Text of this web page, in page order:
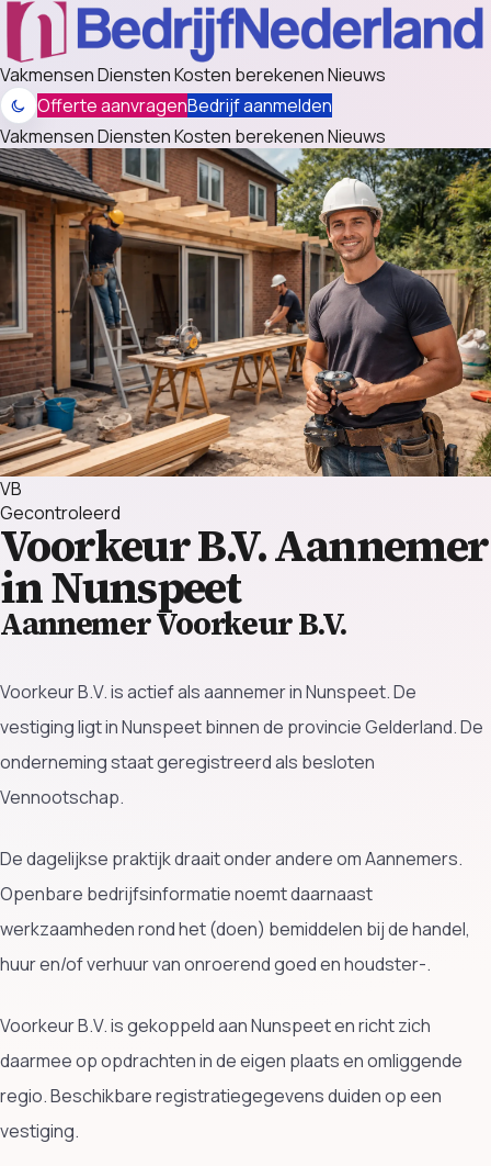
VakmensenDienstenKosten berekenenNieuws
Offerte aanvragenBedrijf aanmelden
VakmensenDienstenKosten berekenenNieuws
VB
Gecontroleerd
Voorkeur B.V.Aannemer
in Nunspeet
Aannemer Voorkeur B.V.
Voorkeur B.V. is actief als aannemer in Nunspeet. De
vestiging ligt in Nunspeet binnen de provincie Gelderland. De
onderneming staat geregistreerd als besloten
Vennootschap.
De dagelijkse praktijk draait onder andere om Aannemers.
Openbare bedrijfsinformatie noemt daarnaast
werkzaamheden rond het (doen) bemiddelen bij de handel,
huur en/of verhuur van onroerend goed en houdster-.
Voorkeur B.V. is gekoppeld aan Nunspeet en richt zich
daarmee op opdrachten in de eigen plaats en omliggende
regio. Beschikbare registratiegegevens duiden op een
vestiging.